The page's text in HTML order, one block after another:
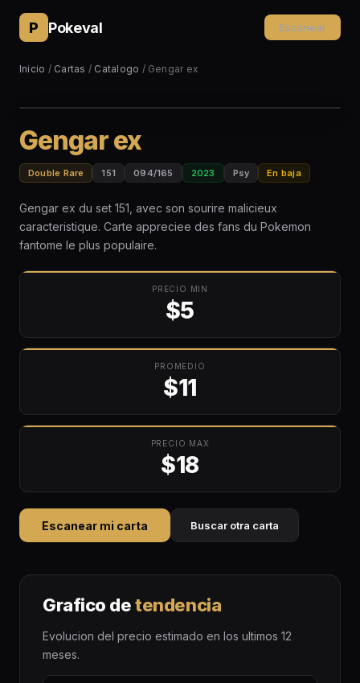
P Pokeval Escanear
Inicio / Cartas / Catalogo / Gengar ex
Gengar ex
Double Rare 151 094/165 2023 Psy En baja
Gengar ex du set 151, avec son sourire malicieux
caracteristique. Carte appreciee des fans du Pokemon
fantome le plus populaire.
PRECIO MIN
$5
PROMEDIO
$11
PRECIO MAX
$18
Escanear mi carta Buscar otra carta
Grafico detendencia
Evolucion del precio estimado en los ultimos 12
meses.